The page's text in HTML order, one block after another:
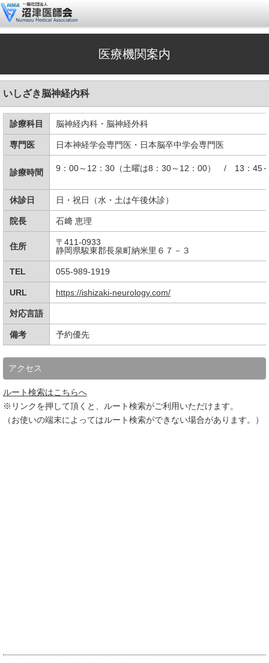
医療機関案内
いしざき脳神経内科
診療科目 脳神経内科・脳神経外科
専門医 日本神経学会専門医・日本脳卒中学会専門医
診療時間 9：00～12：30（土曜は8：30～12：00） / 13：45
休診日 日・祝日（水・土は午後休診）
院長 石﨑 恵理
住所
〒411-0933
静岡県駿東郡長泉町納米里６７－３
TEL 055-989-1919
URL https://ishizaki-neurology.com/
対応言語
備考 予約優先
アクセス
ルート検索はこちらへ
※リンクを押して頂くと、ルート検索がご利用いただけます。
（お使いの端末によってはルート検索ができない場合があります。）